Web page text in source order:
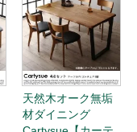
天然木オーク無垢
材ダイニング